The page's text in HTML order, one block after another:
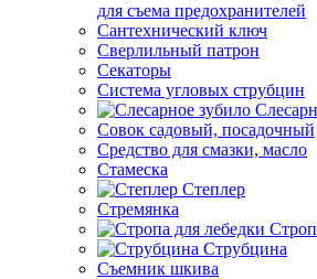
для съема предохранителей
Сантехнический ключ
Сверлильный патрон
Секаторы
Система угловых струбцин
Совок садовый, посадочный
Средство для смазки, масло
Стамеска
Степлер
Стремянка
Струбцина
Съемник шкива